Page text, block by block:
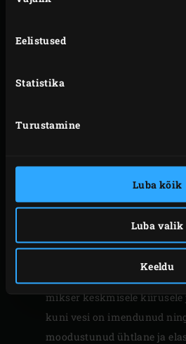
Eelistused
Statistika
Turustamine
Luba kõik
Luba valik
Keeldu
tainakonksuga mikserisse.
kasutad mikserit. Murenda
Soojal päeval pead
madalal kiirusel käima. Vala
mikser keskmisele kiirusele
kuni vesi on imendunud
moodustunud ühtlane ja